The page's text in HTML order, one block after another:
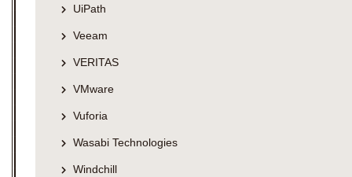
UiPath
Veeam
VERITAS
VMware
Vuforia
Wasabi Technologies
Windchill